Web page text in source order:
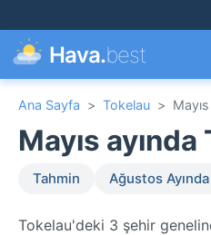
Hava.best
Ana Sayfa > Tokelau >
Mayıs
Tahmin Ağustos
Tokelau'deki 3 şehir